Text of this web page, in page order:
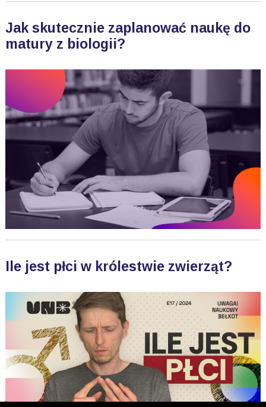
Jak skutecznie zaplanować naukę do
matury z biologii?
Ile jest płci w królestwie zwierząt?